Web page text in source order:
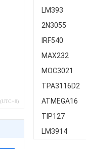
LM393
2N3055
IRF540
MAX232
MOC3021
TPA3116D2
ATMEGA16
TIP127
LM3914